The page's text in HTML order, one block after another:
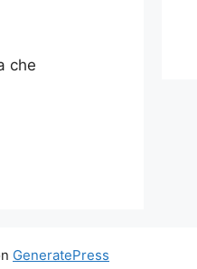
che
GeneratePress